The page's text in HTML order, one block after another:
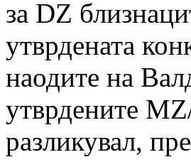
за DZ
утврдената
наодите на
утврдените
разликувал,